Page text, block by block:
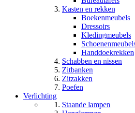
Kasten en rekken
Boekenmeubels
Dressoirs
Kledingmeubels
Handdoekrekken
Schabben en nissen
Zitbanken
Zitzakken
Poefen
Verlichting
Staande lampen